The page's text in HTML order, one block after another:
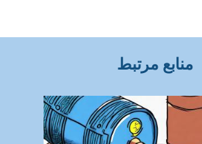
منابع مرتبط